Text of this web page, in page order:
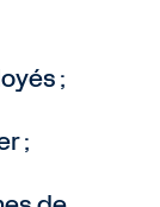
;
;